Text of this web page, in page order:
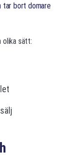
tar bort domare
olika sätt: